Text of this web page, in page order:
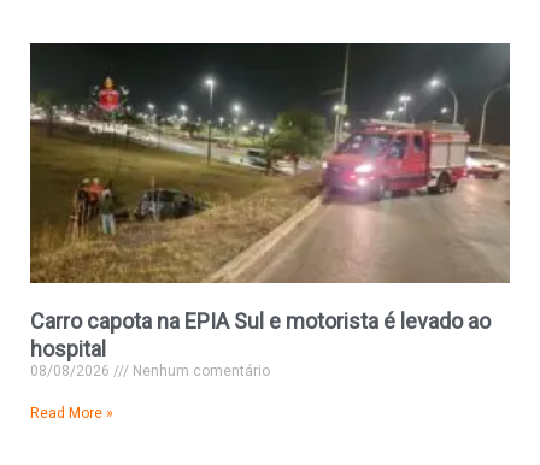
Carro capota na EPIA Sul e motorista é levado ao
hospital
08/08/2026 Nenhum comentário
Read More »